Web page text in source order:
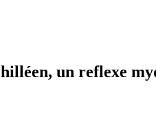
un reflexe